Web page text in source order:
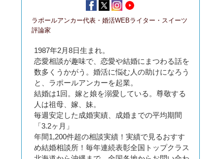
ラポールアンカー代表・婚活WEBライター・スイーツ
評論家
1987年2月8日生まれ。
恋愛相談が趣味で、恋愛や結婚にまつわる話を
数多くうかがう。婚活に悩む人の助けになろう
と、ラポールアンカーを起業。
結婚は1回。嫁と娘を溺愛している。尊敬する
人は祖母、嫁、妹。
毎週安定した成婚実績、成婚までの平均期間
「3.2ヶ月」
年間1,200件超の相談実績！実績で見るおすす
め結婚相談所！毎年連続表彰全国トップクラス